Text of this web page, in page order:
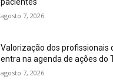
pacientes
agosto 7, 2026
Valorização dos profissionais
entra na agenda de ações do
agosto 7, 2026